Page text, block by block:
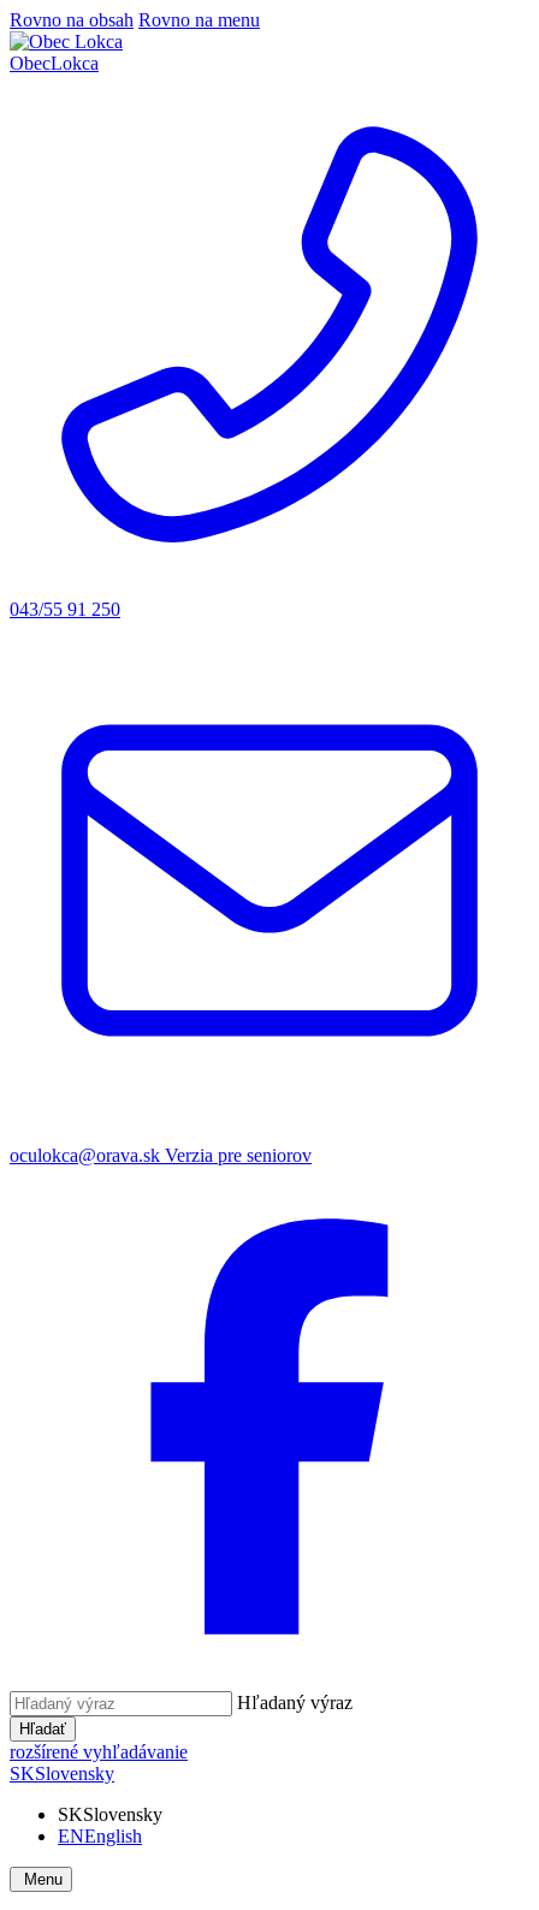
Rovno na obsah Rovno na menu
ObecLokca
043/55 91 250
oculokca@orava.sk Verzia pre seniorov
Hľadaný výraz
Hľadať
rozšírené vyhľadávanie
SKSlovensky
SKSlovensky
ENEnglish
Menu